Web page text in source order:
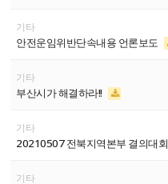
기타
안전운임위반단속내용 언론보도
기타
부산시가 해결하라!!
기타
20210507 전북지역본부 결의대회
기타